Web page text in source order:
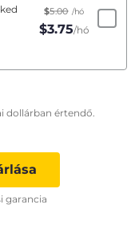
$5.00 /hó
$3.75/hó
dollárban értendő.
garancia